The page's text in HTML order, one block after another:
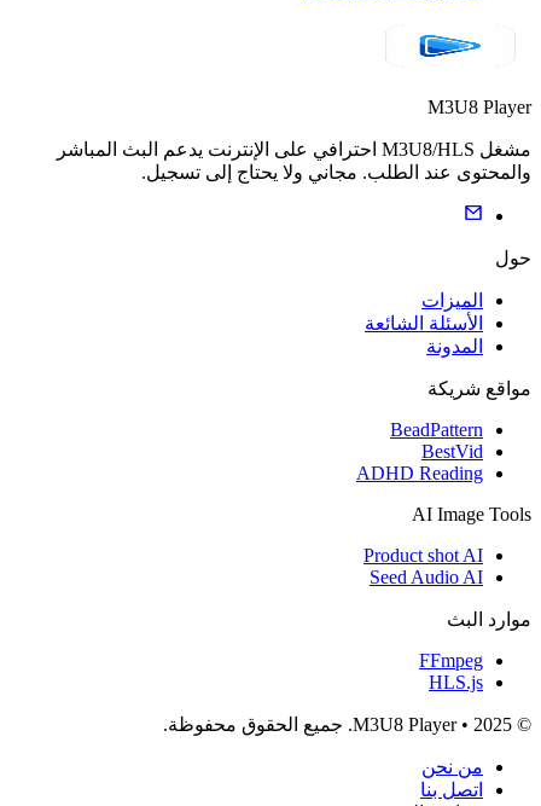
M3U8 Player
مشغل M3U8/HLS احترافي على الإنترنت يدعم البث المباشر
والمحتوى عند الطلب. مجاني ولا يحتاج إلى تسجيل.
حول
الميزات
الأسئلة الشائعة
المدونة
مواقع شريكة
BeadPattern
BestVid
ADHD Reading
AI Image Tools
Product shot AI
Seed Audio AI
موارد البث
FFmpeg
HLS.js
© 2025 • M3U8 Player. جميع الحقوق محفوظة.
من نحن
اتصل بنا